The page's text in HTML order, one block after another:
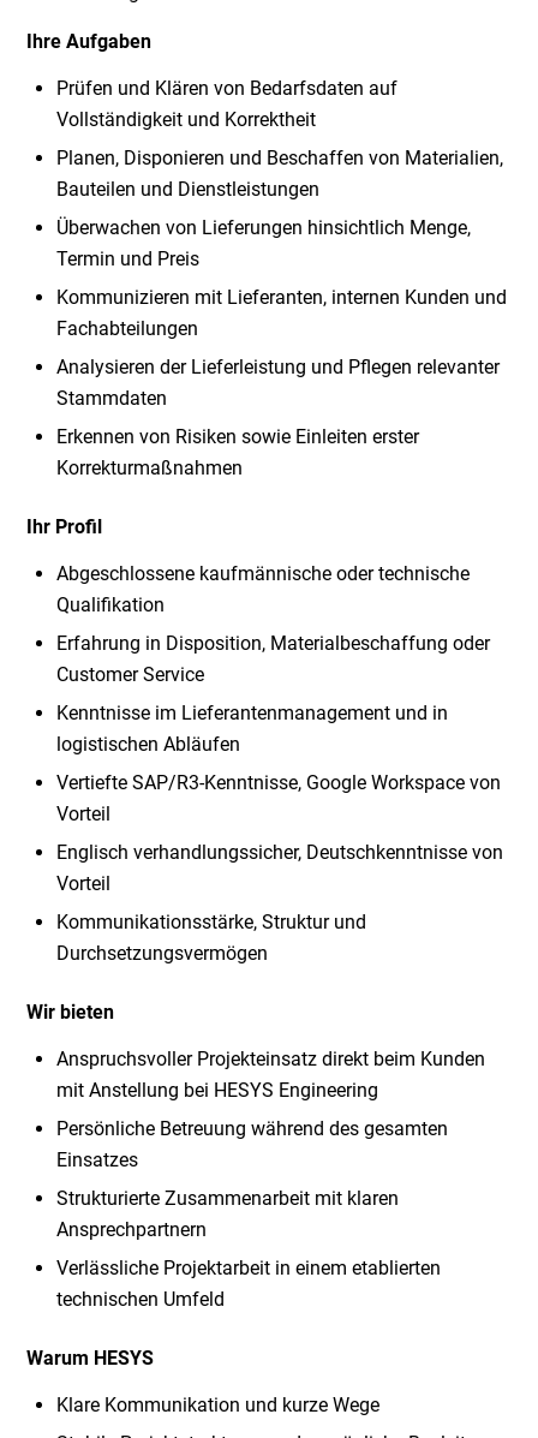
Ihre Aufgaben
Prüfen und Klären von Bedarfsdaten auf
Vollständigkeit und Korrektheit
Planen, Disponieren und Beschaffen von Materialien,
Bauteilen und Dienstleistungen
Überwachen von Lieferungen hinsichtlich Menge,
Termin und Preis
Kommunizieren mit Lieferanten, internen Kunden und
Fachabteilungen
Analysieren der Lieferleistung und Pflegen relevanter
Stammdaten
Erkennen von Risiken sowie Einleiten erster
Korrekturmaßnahmen
Ihr Profil
Abgeschlossene kaufmännische oder technische
Qualifikation
Erfahrung in Disposition, Materialbeschaffung oder
Customer Service
Kenntnisse im Lieferantenmanagement und in
logistischen Abläufen
Vertiefte SAP/R3-Kenntnisse, Google Workspace von
Vorteil
Englisch verhandlungssicher, Deutschkenntnisse von
Vorteil
Kommunikationsstärke, Struktur und
Durchsetzungsvermögen
Wir bieten
Anspruchsvoller Projekteinsatz direkt beim Kunden
mit Anstellung bei HESYS Engineering
Persönliche Betreuung während des gesamten
Einsatzes
Strukturierte Zusammenarbeit mit klaren
Ansprechpartnern
Verlässliche Projektarbeit in einem etablierten
technischen Umfeld
Warum HESYS
Klare Kommunikation und kurze Wege